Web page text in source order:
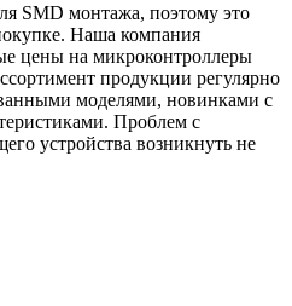
SMD монтажа, поэтому это
Наша компания
цены на микроконтроллеры
продукции регулярно
моделями, новинками с
Проблем с
устройства возникнуть не